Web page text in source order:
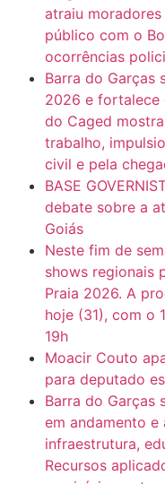
atraiu
público com o
ocorrências
Barra do Garças
2026 e fortalece
do Caged
trabalho,
civil e pela
BASE
debate sobre a
Goiás
Neste fim de
shows regionais
Praia 2026. A
hoje (31), com o
19h
Moacir Couto
para deputado
Barra do Garças
em andamento e
infraestrutura,
Recursos